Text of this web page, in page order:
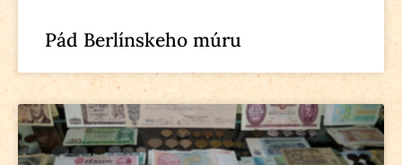
Pád Berlínskeho múru